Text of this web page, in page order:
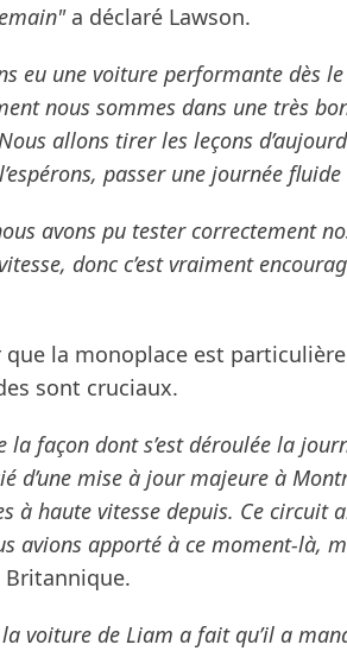
a déclaré Lawson.
eu une voiture performante dès
nous sommes dans une très
allons tirer les leçons
passer une journée
avons pu tester correctement
donc c’est vraiment
la monoplace est
sont cruciaux.
façon dont s’est déroulée la
d’une mise à jour majeure à
à haute vitesse depuis. Ce circuit
avions apporté à ce moment-là,
voiture de Liam a fait qu’il a